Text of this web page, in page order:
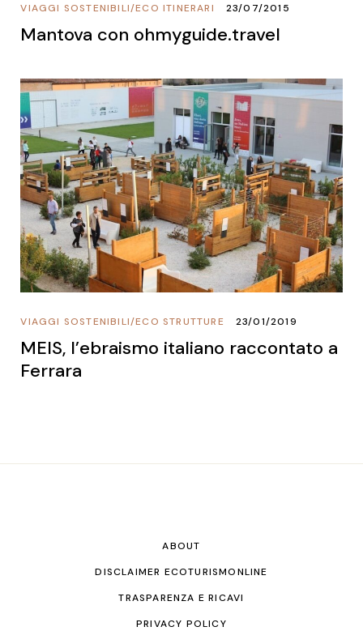
ECO ITINERARI
/
VIAGGI SOSTENIBILI 23/07/2015
Mantova con ohmyguide.travel
ECO STRUTTURE
/
VIAGGI SOSTENIBILI 23/01/2019
MEIS, l’ebraismo italiano raccontato a
Ferrara
ABOUT
DISCLAIMER ECOTURISMONLINE
TRASPARENZA E RICAVI
PRIVACY POLICY